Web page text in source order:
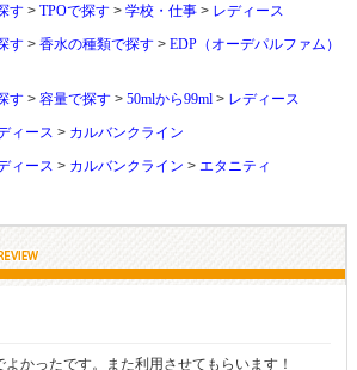
す TPOで探す 学校・仕事
レディース
す 香水の種類で探す
EDP（オーデパルファム）
す 容量で探す 50mlから99ml
レディース
ィース
カルバンクライン
ィース カルバンクライン エタニティ
いろ少量試せるところが魅力でした。